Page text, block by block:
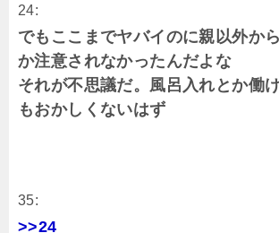
24:
でもここまでヤバイのに親以外か
か注意されなかったんだよな
それが不思議だ。風呂入れとか働
もおかしくないはず
35:
>>24